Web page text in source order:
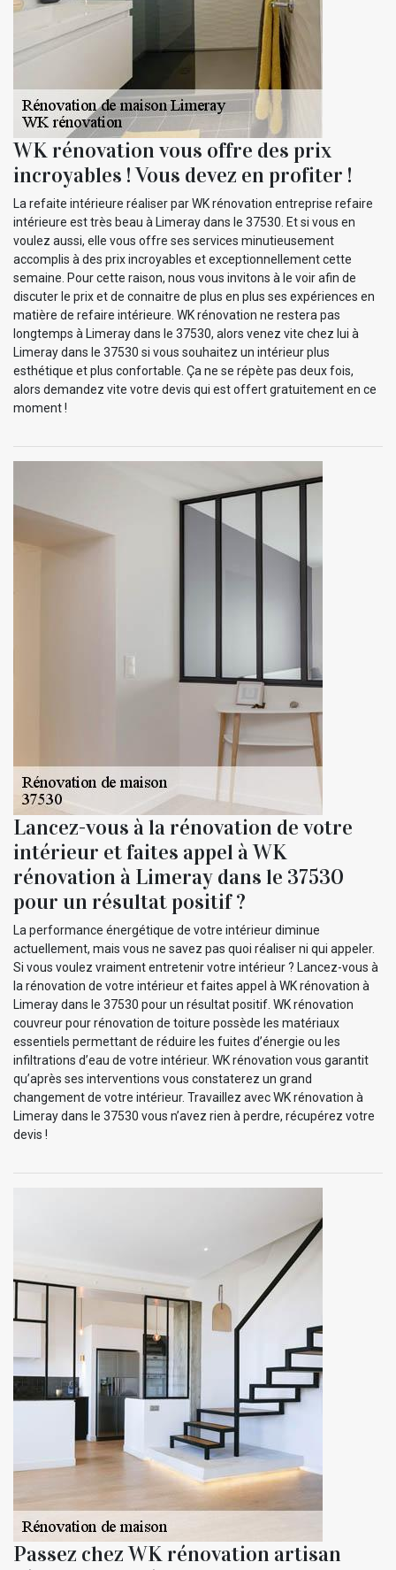
WK rénovation vous offre des prix
incroyables ! Vous devez en profiter !
La refaite intérieure réaliser par WK rénovation entreprise refaire
intérieure est très beau à Limeray dans le 37530. Et si vous en
voulez aussi, elle vous offre ses services minutieusement
accomplis à des prix incroyables et exceptionnellement cette
semaine. Pour cette raison, nous vous invitons à le voir afin de
discuter le prix et de connaitre de plus en plus ses expériences en
matière de refaire intérieure. WK rénovation ne restera pas
longtemps à Limeray dans le 37530, alors venez vite chez lui à
Limeray dans le 37530 si vous souhaitez un intérieur plus
esthétique et plus confortable. Ça ne se répète pas deux fois,
alors demandez vite votre devis qui est offert gratuitement en ce
moment !
Lancez-vous à la rénovation de votre
intérieur et faites appel à WK
rénovation à Limeray dans le 37530
pour un résultat positif ?
La performance énergétique de votre intérieur diminue
actuellement, mais vous ne savez pas quoi réaliser ni qui appeler.
Si vous voulez vraiment entretenir votre intérieur ? Lancez-vous à
la rénovation de votre intérieur et faites appel à WK rénovation à
Limeray dans le 37530 pour un résultat positif. WK rénovation
couvreur pour rénovation de toiture possède les matériaux
essentiels permettant de réduire les fuites d’énergie ou les
infiltrations d’eau de votre intérieur. WK rénovation vous garantit
qu’après ses interventions vous constaterez un grand
changement de votre intérieur. Travaillez avec WK rénovation à
Limeray dans le 37530 vous n’avez rien à perdre, récupérez votre
devis !
Passez chez WK rénovation artisan